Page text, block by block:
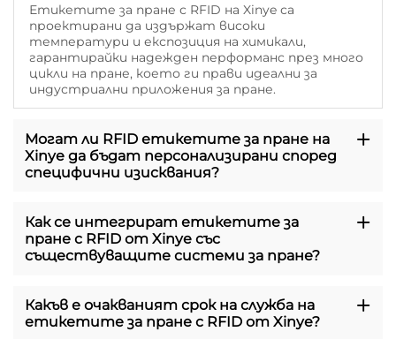
Етикетите за пране с RFID на Xinye са
проектирани да издържат високи
температури и експозиция на химикали,
гарантирайки надежден перформанс през много
цикли на пране, което ги прави идеални за
индустриални приложения за пране.
Могат ли RFID етикетите за пране на
Xinye да бъдат персонализирани според
специфични изисквания?
Как се интегрират етикетите за
пране с RFID от Xinye със
съществуващите системи за пране?
Какъв е очакваният срок на служба на
етикетите за пране с RFID от Xinye?